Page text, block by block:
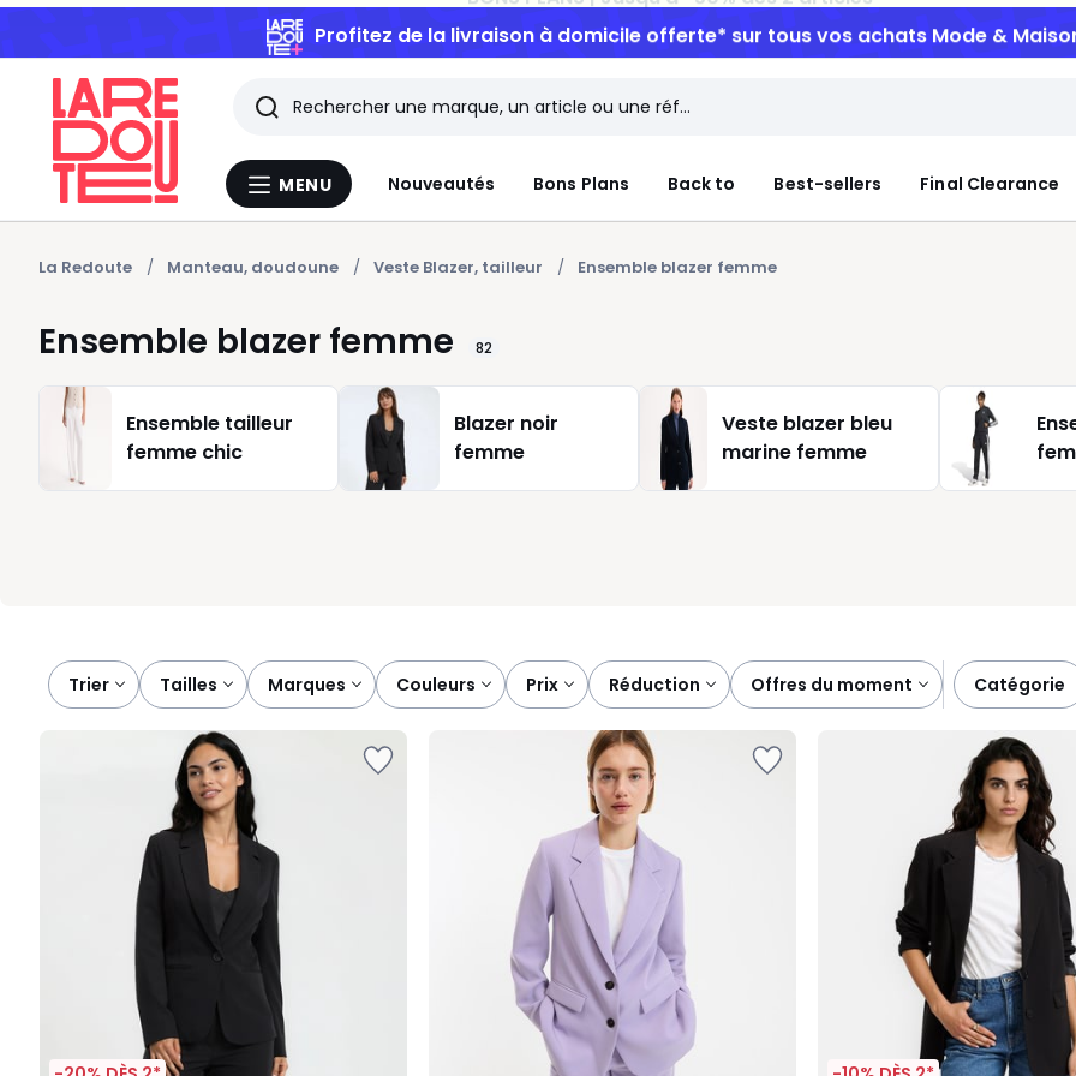
Profitez de la livraison à domicile offerte* sur tous vos achats Mode &
Menu
MENU Nouveautés Bons Plans Back to Best-sellers Final Clearance
Rechercher
Les
derniers
articles
consultés
La Redoute Manteau, doudoune Veste Blazer, tailleur Ensemble blazer femme
Ensemble blazer femme 82
Ensemble tailleur
femme chic
Blazer noir
femme
Veste blazer bleu
marine femme
Trier
tailles marques couleurs prix réduction offres du moment catégorie